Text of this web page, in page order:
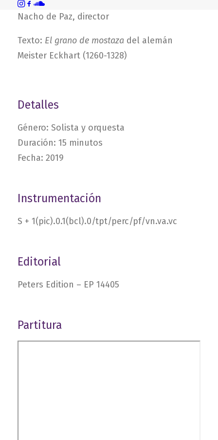
Nacho de Paz, director
Texto: El grano de mostaza del alemán
Meister Eckhart (1260-1328)
Detalles
Género: Solista y orquesta
Duración: 15 minutos
Fecha: 2019
Instrumentación
S + 1(pic).0.1(bcl).0/tpt/perc/pf/vn.va.vc
Editorial
Peters Edition – EP 14405
Partitura